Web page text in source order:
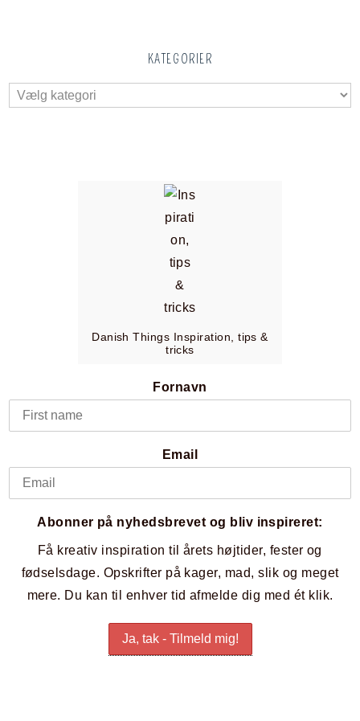
KATEGORIER
Danish Things Inspiration, tips &
tricks
Fornavn
Email
Abonner på nyhedsbrevet og bliv inspireret:
Få kreativ inspiration til årets højtider, fester og
fødselsdage. Opskrifter på kager, mad, slik og meget
mere. Du kan til enhver tid afmelde dig med ét klik.